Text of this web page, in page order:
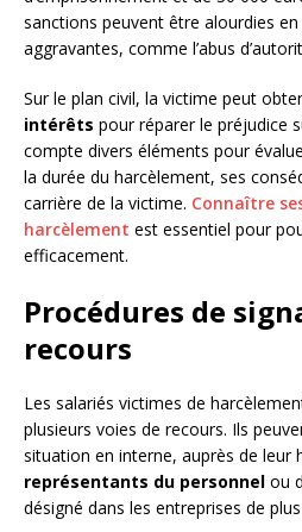
sanctions peuvent être alourdies
aggravantes, comme l’abus
Sur le plan civil, la victime peut
intérêts pour réparer le préjudice
compte divers éléments pour
la durée du harcèlement, ses
carrière de la victime. Connaître
harcèlement est essentiel pour
efficacement.
Procédures de
recours
Les salariés victimes de
plusieurs voies de recours. Ils
situation en interne, auprès de leur
représentants du personnel ou
désigné dans les entreprises de